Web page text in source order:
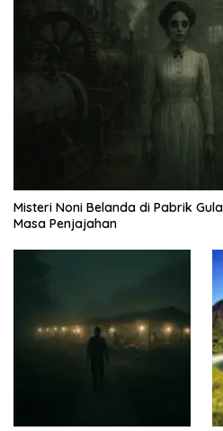
Misteri Noni Belanda di Pabrik
Masa Penjajahan